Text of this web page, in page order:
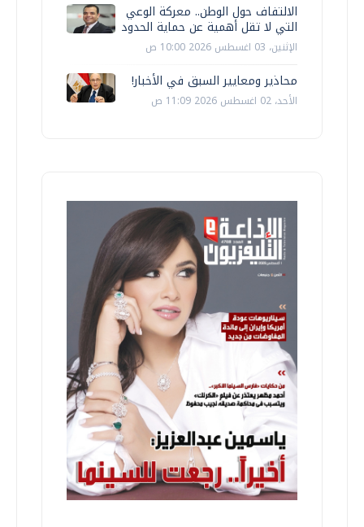
الالتفاف حول الوطن.. معركة الوعي
التي لا تقل أهمية عن حماية الحدود
الإثنين، 03 اغسطس 2026 10:00 ص
محاذير ومعايير السبق في الأخبار!
الأحد، 02 اغسطس 2026 11:09 ص